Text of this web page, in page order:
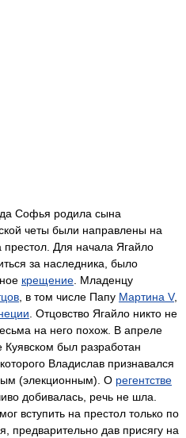
Софья родила сына
четы были направлены на
Для начала Ягайло
за наследника, было
крещение. Младенцу
, в том числе Папу Мартина V,
. Отцовство Ягайло никто не
на него похож. В апреле
Куявском был разработан
Владислав признавался
(элекционным). О регентстве
добивалась, речь не шла.
вступить на престол только по
предварительно дав присягу на